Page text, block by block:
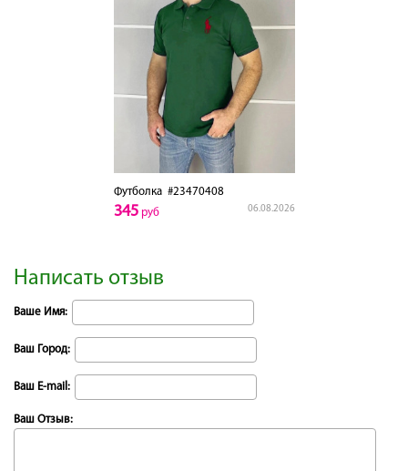
Футболка#23470408
06.08.2026
345руб
Написать отзыв
Ваше Имя:
Ваш Город:
Ваш E-mail:
Ваш Отзыв: